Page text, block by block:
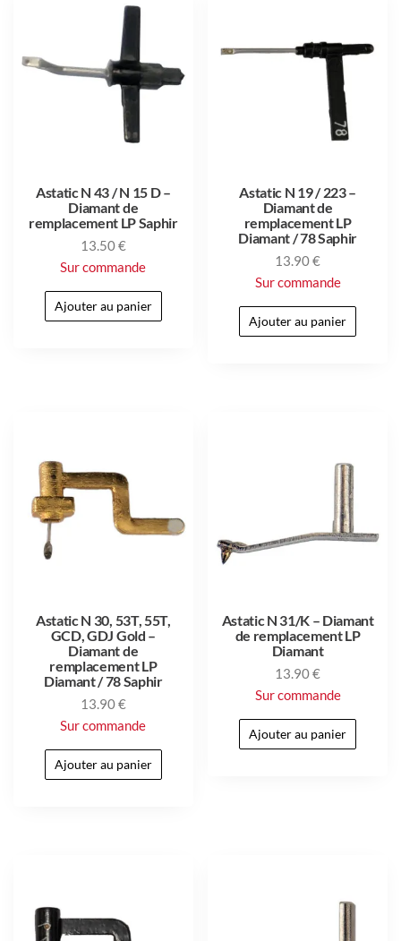
Astatic N 43 / N 15 D –
Diamant de
remplacement LP Saphir
13.50€
Sur commande
Ajouter au panier
Astatic N 19 / 223 –
Diamant de
remplacement LP
Diamant / 78 Saphir
13.90€
Sur commande
Ajouter au panier
Astatic N 30, 53T, 55T,
GCD, GDJ Gold –
Diamant de
remplacement LP
Diamant / 78 Saphir
13.90€
Sur commande
Ajouter au panier
Astatic N 31/K – Diamant
de remplacement LP
Diamant
13.90€
Sur commande
Ajouter au panier